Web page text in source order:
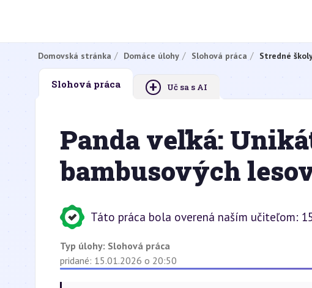
Domovská stránka Domáce úlohy Slohová práca Stredné
Slohová práca + Uč sa s AI
Panda veľká:
bambusových
Táto práca bola overená naším učiteľom:
Typ úlohy: Slohová práca
pridané: 15.01.2026 o 20:50